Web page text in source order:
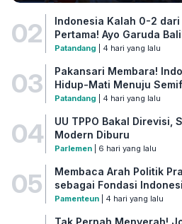
02
Indonesia Kalah 0-2 dari
Pertama! Ayo Garuda
Patandang | 4 hari yang lalu
03
Pakansari Membara!
Hidup-Mati Menuju
Patandang | 4 hari yang lalu
04
UU TPPO Bakal Direvisi,
Modern Diburu
Parlemen| 6 hari yang lalu
05
Membaca Arah Politik
sebagai Fondasi
Pamenteun| 4 hari yang lalu
Tak Pernah Menyerah!